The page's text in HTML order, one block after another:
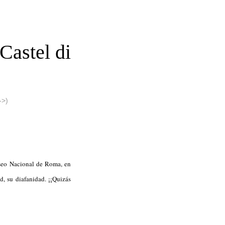
di
Nacional de Roma, en
su diafanidad. ¡¡Quizás